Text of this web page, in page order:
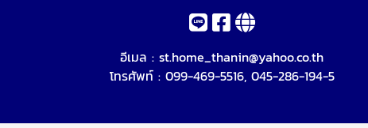
อีเมล : st.home_thanin@yahoo.co.th
โทรศัพท์ : 099-469-5516, 045-286-194-5